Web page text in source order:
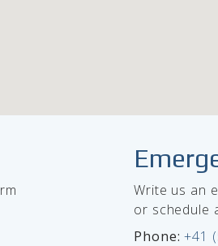
Write us an
or schedule
Phone: +41